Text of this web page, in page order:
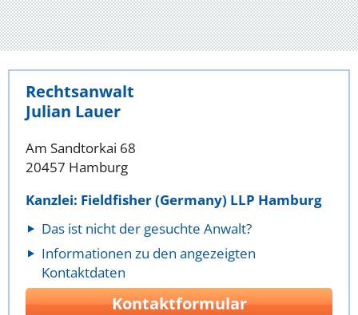
Rechtsanwalt
Julian Lauer
Am Sandtorkai 68
20457 Hamburg
Kanzlei: Fieldfisher (Germany) LLP Hamburg
Das ist nicht der gesuchte Anwalt?
Informationen zu den angezeigten
Kontaktdaten
Kontaktformular